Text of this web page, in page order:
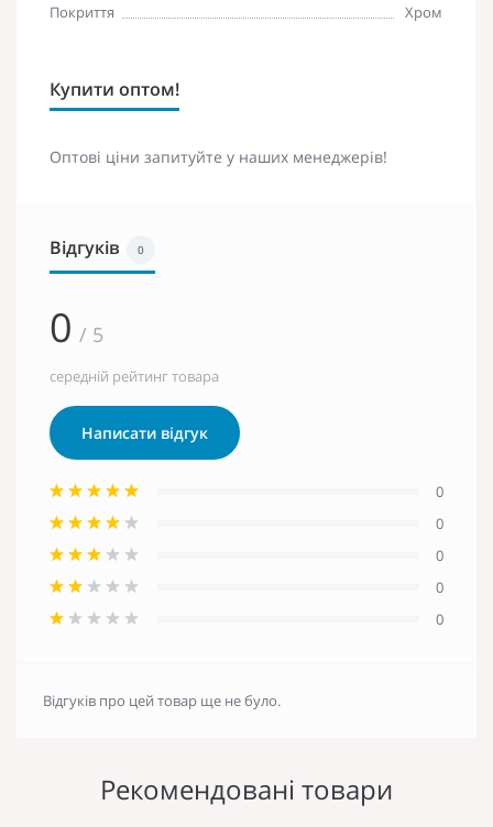
Покриття
Хром
Купити оптом!
Оптові ціни запитуйте у наших менеджерів!
Відгуків 0
0 / 5
середній рейтинг товара
Написати відгук
0
0
0
0
0
Відгуків про цей товар ще не було.
Рекомендовані товари